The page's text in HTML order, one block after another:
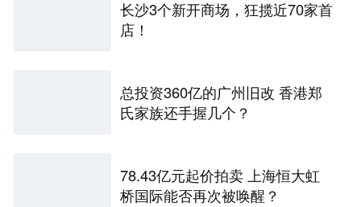
长沙3个新开商场，狂揽近70家首
店！
总投资360亿的广州旧改 香港郑
氏家族还手握几个？
78.43亿元起价拍卖 上海恒大虹
桥国际能否再次被唤醒？